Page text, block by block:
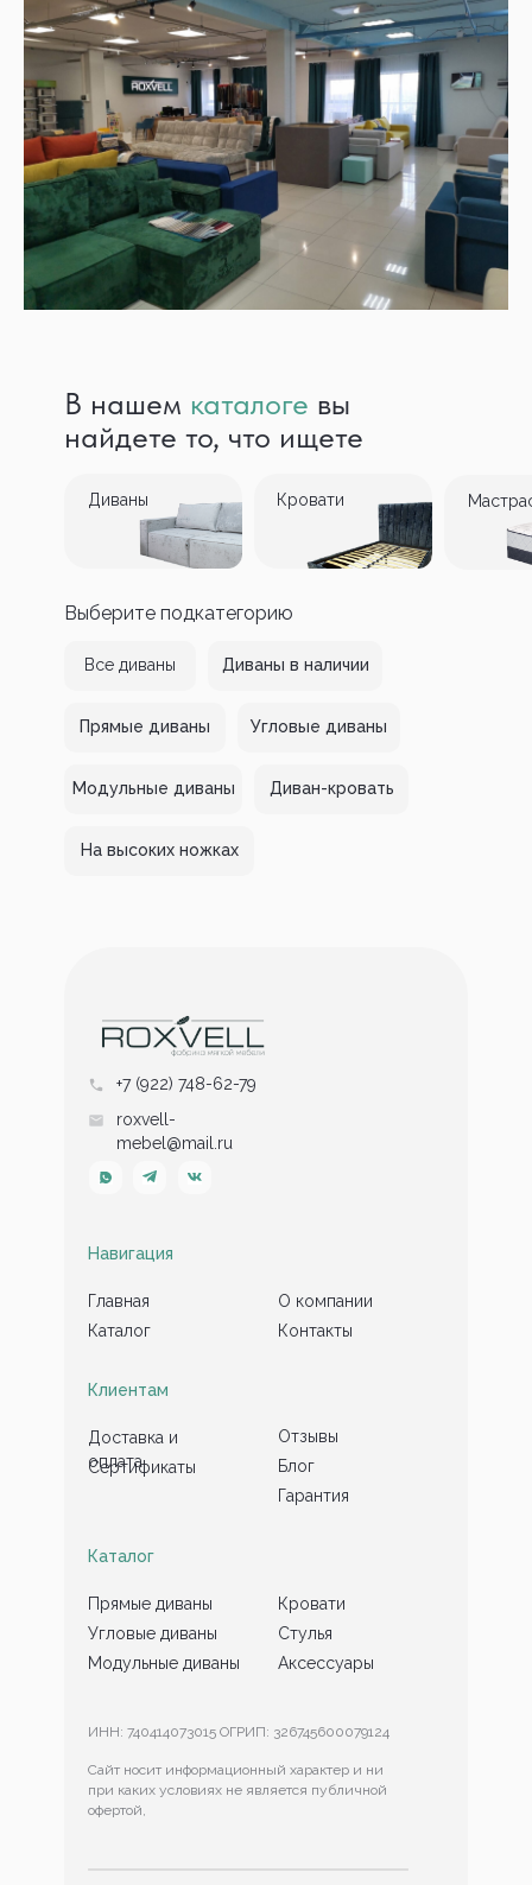
В нашем каталоге вы
найдете то, что ищете
Диваны Кровати
Все диваны Диваны в наличии
Прямые диваны Угловые диваны
Модульные диваны Диван-кровать
На высоких ножках
Выберите подкатегорию
+7 (922) 748-62-79
roxvell-
mebel@mail.ru
ИНН: 740414073015 ОГРИП: 326745600079124
Сайт носит информационный характер и ни
при каких условиях не является публичной
офертой,
Главная
Доставка и
оплата
Прямые диваны
Навигация
Клиентам
Каталог
Каталог
Угловые диваны
О компании
Отзывы
Модульные диваны
Контакты
Блог
Сертификаты
Кровати
Стулья
Аксессуары
Гарантия